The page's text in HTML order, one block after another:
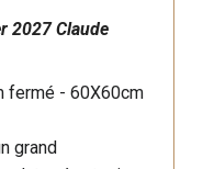
2027Claude
fermé - 60X60cm
grand